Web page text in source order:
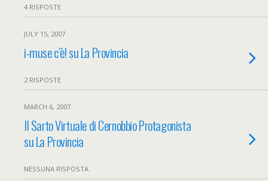
4 RISPOSTE
JULY 15, 2007
i-muse c’è! su La Provincia
2 RISPOSTE
MARCH 6, 2007
Il Sarto Virtuale di Cernobbio Protagonista
su La Provincia
NESSUNA RISPOSTA